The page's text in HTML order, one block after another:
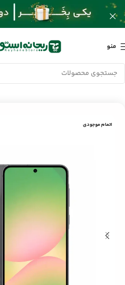
منو
خانه/محصولات/گوشی/
اتمام موجودی